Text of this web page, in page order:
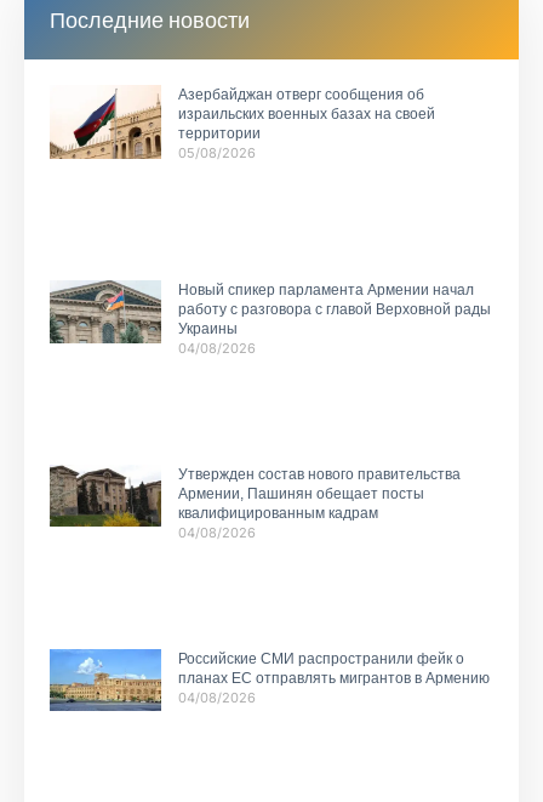
Последние новости
Азербайджан отверг сообщения об
израильских военных базах на своей
территории
05/08/2026
Новый спикер парламента Армении начал
работу с разговора с главой Верховной рады
Украины
04/08/2026
Утвержден состав нового правительства
Армении, Пашинян обещает посты
квалифицированным кадрам
04/08/2026
Российские СМИ распространили фейк о
планах ЕС отправлять мигрантов в Армению
04/08/2026